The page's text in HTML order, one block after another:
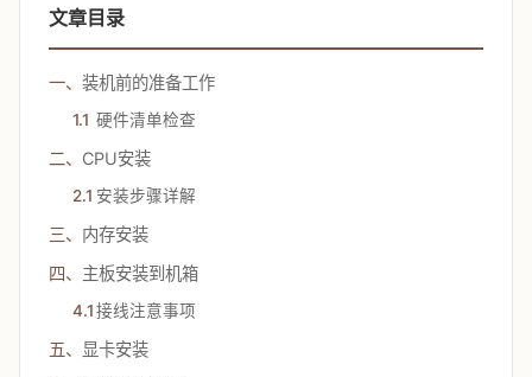
文章目录
一、 装机前的准备工作
1.1 硬件清单检查
二、 CPU安装
2.1 安装步骤详解
三、 内存安装
四、 主板安装到机箱
4.1接线注意事项
五、
显卡安装